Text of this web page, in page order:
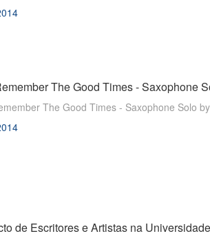
The Good Times - Saxophone
The Good Times - Saxophone Solo
de Escritores e Artistas na